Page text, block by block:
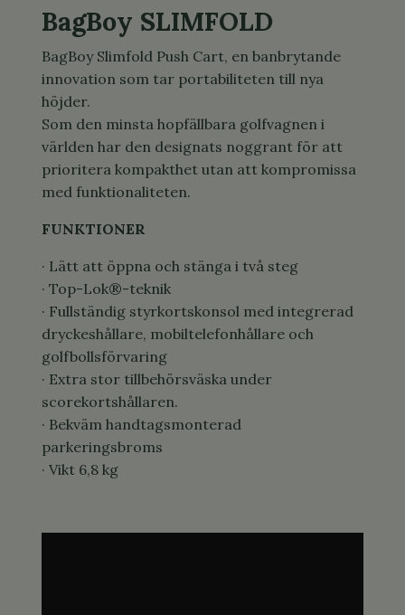
BagBoy SLIMFOLD
BagBoy Slimfold Push Cart, en banbrytande
innovation som tar portabiliteten till nya
höjder.
Som den minsta hopfällbara golfvagnen i
världen har den designats noggrant för att
prioritera kompakthet utan att kompromissa
med funktionaliteten.
FUNKTIONER
· Lätt att öppna och stänga i två steg
· Top-Lok®-teknik
· Fullständig styrkortskonsol med integrerad
dryckeshållare, mobiltelefonhållare och
golfbollsförvaring
· Extra stor tillbehörsväska under
scorekortshållaren.
· Bekväm handtagsmonterad
parkeringsbroms
· Vikt 6,8 kg